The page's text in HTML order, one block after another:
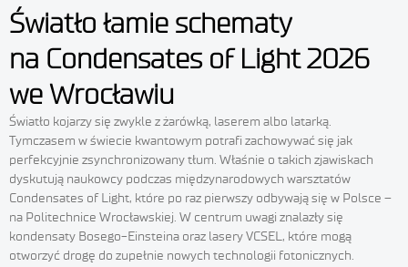
Światło łamie schematy
na Condensates of Light 2026
we Wrocławiu
Światło kojarzy się zwykle z żarówką, laserem albo latarką.
Tymczasem w świecie kwantowym potrafi zachowywać się jak
perfekcyjnie zsynchronizowany tłum. Właśnie o takich zjawiskach
dyskutują naukowcy podczas międzynarodowych warsztatów
Condensates of Light, które po raz pierwszy odbywają się w Polsce –
na Politechnice Wrocławskiej. W centrum uwagi znalazły się
kondensaty Bosego-Einsteina oraz lasery VCSEL, które mogą
otworzyć drogę do zupełnie nowych technologii fotonicznych.